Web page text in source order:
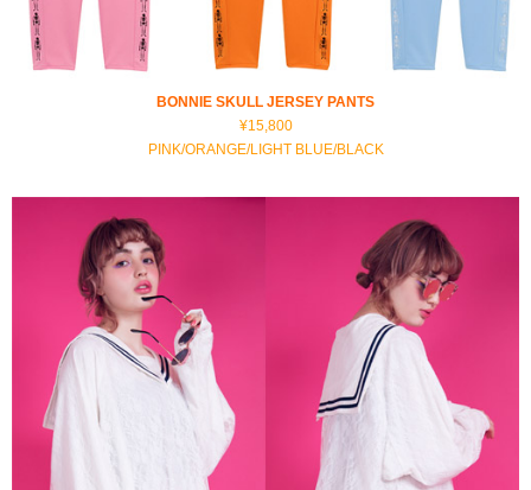
BONNIE SKULL JERSEY PANTS
¥15,800
PINK/ORANGE/LIGHT BLUE/BLACK